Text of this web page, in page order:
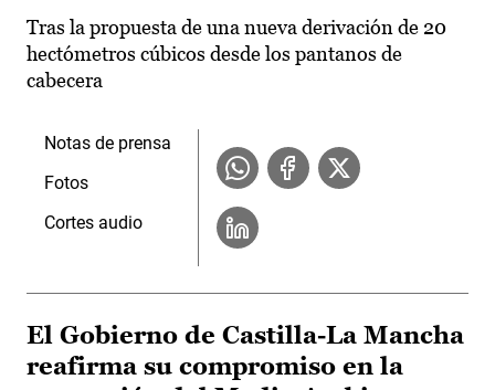
Tras la propuesta de una nueva derivación de 20
hectómetros cúbicos desde los pantanos de
cabecera
Notas de prensa
Fotos
Cortes audio
El Gobierno de Castilla-La Mancha
reafirma su compromiso en la